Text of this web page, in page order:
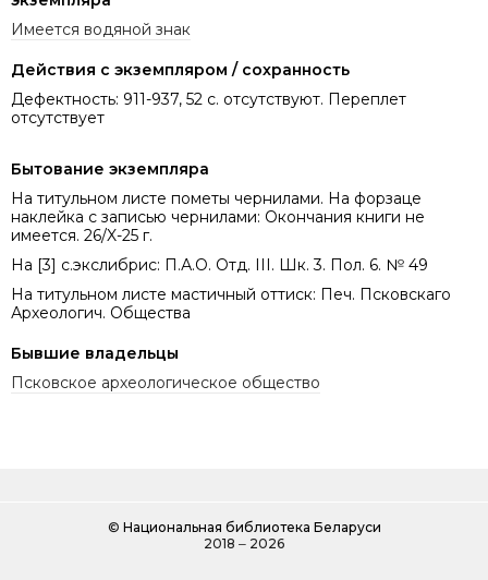
Имеется водяной знак
Действия с экземпляром / сохранность
Дефектность: 911-937, 52 с. отсутствуют. Переплет
отсутствует
Бытование экземпляра
На титульном листе пометы чернилами. На форзаце
наклейка с записью чернилами: Окончания книги не
имеется. 26/X-25 г.
На [3] с.экслибрис: П.А.О. Отд. III. Шк. 3. Пол. 6. № 49
На титульном листе мастичный оттиск: Печ. Псковскаго
Археологич. Общества
Бывшие владельцы
Псковское археологическое общество
© Национальная библиотека Беларуси
2018 ‒ 2026